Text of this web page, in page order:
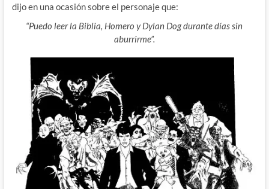
dijo en una ocasión sobre el personaje que:
“Puedo leer la Biblia, Homero y Dylan Dog durante días sin
aburrirme”.